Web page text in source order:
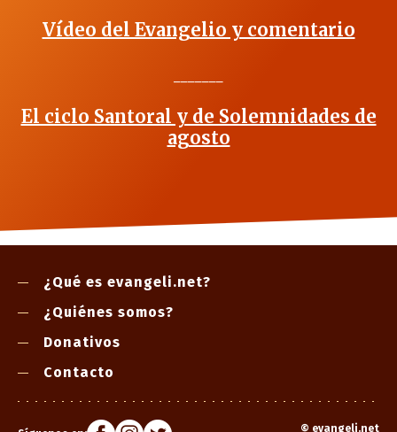
Vídeo del Evangelio y comentario
El ciclo Santoral y de Solemnidades de
agosto
¿Qué es evangeli.net?
¿Quiénes somos?
Donativos
Contacto
© evangeli.net